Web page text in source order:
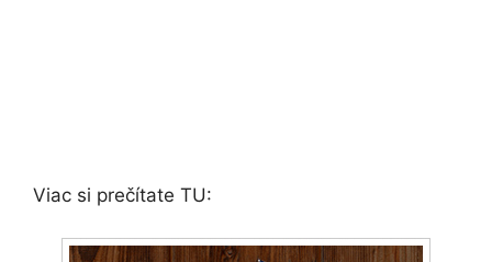
Viac si prečítate TU: